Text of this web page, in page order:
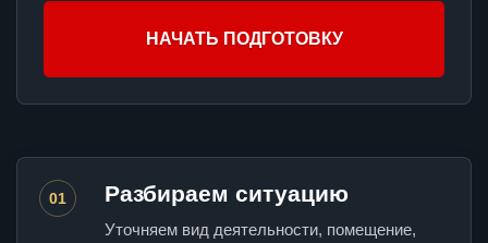
НАЧАТЬ ПОДГОТОВКУ
01 Разбираем ситуацию
Уточняем вид деятельности, помещение,